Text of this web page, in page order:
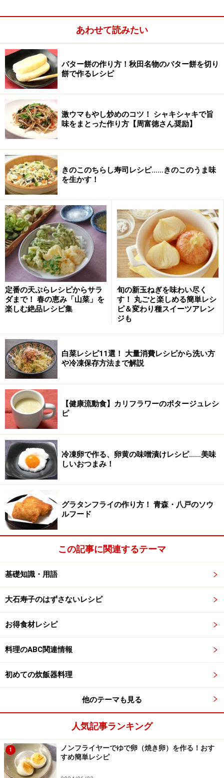
よりも、 1センチ長さの千切り。）
3. 底の広い鍋に、みりんを入れて火にかけ、沸騰させて
から水を加え、つくねを丸めて小さめの ハンバーグ状に
して並べる。
4.鍋をゆすりながら1～2分煮て、裏返し、火を弱めて蓋
をして数分煮る。
5.真ん中を指で押してみて、弾力が出ていたら 火が通
っているので、しょう油をまわし入れ、鍋を回して汁を
からめてツヤを出し、最後に生姜汁をかけて火からおろ
す。
6.器に盛って、けしの実をふりかける。
ポイント
みりんと水で煮てる時に、火が通ってないのに、汁気が
少なくなった場合は、水を大さじ1 ほど足してやればよ
い。甘味をおさえたいなら、ミリンを減らしてその分酒
に置き換える。お弁当のおかずにする場合は、少し濃い
目の味付けにする。（たとえば、最後の、しょう油を少
し増やして、砂糖を一つまみ加える。）
■ 昨日紹介したのは
ら！
※記事内容は執筆時点のものです。最新の内容をご確認くださ
い。
※衛生面および保存状態に起因して食中毒や体調不良を引き起こ
す場合があります。必ず清潔な状態で、正しい方法で行い、なる
べく早めにお召し上がりください。また、持ち運びの際は保存方
法に注意してください。
【編集部おすすめの購入サイト】
Amazonで人気レシピの書籍をチェック！
楽天市場で人気レシピの書籍をチェック！
あわせて読みたい
バター餅の作り方！秋田名物のバター餅を切り
餅で作るレシピ
激ウマもやし炒めのコツ！ シャキシャキで旨
味をまとった作り方【周富徳さん奨励】
きのこのちらし寿司レシピ……きのこのうま味
を生かす！
定番の天ぷらレシピからサラ
ダまで！ 春の恵み「山菜」を
楽しむ絶品レシピ集
旬の新玉ねぎを味わい尽く
す！ 丸ごと楽しめる簡単レシ
ピ＆変わり種スイーツアレン
ジも
白菜レシピ11選！ 大量消費レシピから洗い方
や冷凍保存方法まで解説
【健康流動食】カリフラワーのポタージュレシ
ピ
冷凍卵で作る、卵黄の味噌漬けレシピ……美味
しいおつまみ！
グラタンフライの作り方！ 青森・八戸のソウ
ルフード
この記事に関連するテーマ
基礎知識・用語
大石寿子のはずさないレシピ
お得食材レシピ
料理のABC関連情報
初めての炊飯器料理
他のテーマも見る
人気記事ランキング
1
ノンフライヤーでゆで卵（焼き卵）を作る！おす
すめ簡単レシピ